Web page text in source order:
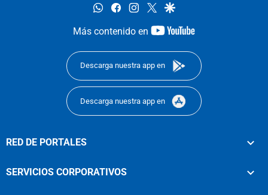
whatsappfacebookinstagram
twittergoogle
Más contenido en
youtube-
Descarga nuestra app en
Descarga nuestra app en
RED DE PORTALES
SERVICIOS CORPORATIVOS